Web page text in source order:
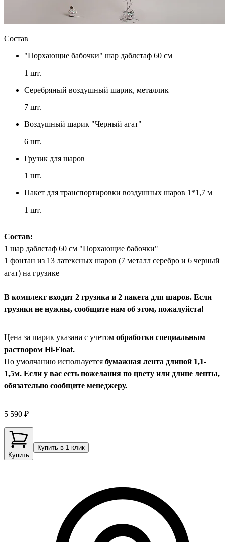
Состав
"Порхающие бабочки" шар даблстаф 60 см
1 шт.
Серебряный воздушный шарик, металлик
7 шт.
Воздушный шарик "Черный агат"
6 шт.
Грузик для шаров
1 шт.
Пакет для транспортировки воздушных шаров 1*1,7 м
1 шт.
Состав:
1 шар даблстаф 60 см "Порхающие бабочки"
1 фонтан из 13 латексных шаров (7 металл серебро и 6 черный
агат) на грузике
В комплект входит 2 грузика и 2 пакета для шаров. Если
грузики не нужны, сообщите нам об этом, пожалуйста!
Цена за шарик указана с учетом обработки специальным
раствором Hi-Float.
По умолчанию используется бумажная лента длиной 1,1-
1,5м. Если у вас есть пожелания по цвету или длине ленты,
обязательно сообщите менеджеру.
5 590 ₽
Купить
Купить в 1 клик